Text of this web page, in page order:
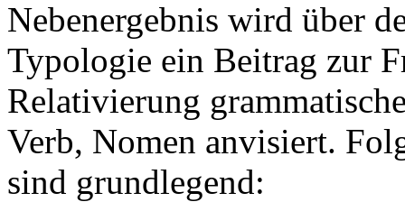
Nebenergebnis wird über
Typologie ein Beitrag zur
Relativierung
Verb, Nomen anvisiert.
sind grundlegend: